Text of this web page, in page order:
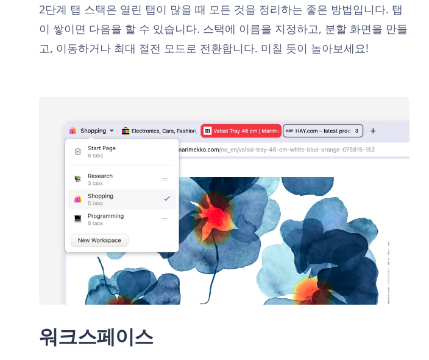
2단계 탭 스택은 열린 탭이 많을 때 모든 것을 정리하는 좋은 방법입니다. 탭
이 쌓이면 다음을 할 수 있습니다. 스택에 이름을 지정하고, 분할 화면을 만들
고, 이동하거나 최대 절전 모드로 전환합니다. 미칠 듯이 놀아보세요!
워크스페이스